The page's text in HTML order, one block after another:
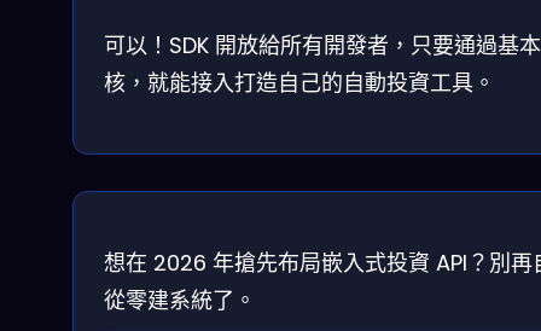
可以！SDK 開放給所有開發者，只要通過基
核，就能接入打造自己的自動投資工具。
想在 2026 年搶先布局嵌入式投資 API？別再
從零建系統了。